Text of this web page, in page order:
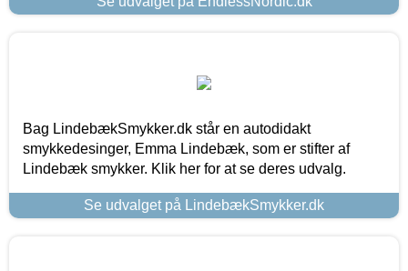
Bag LindebækSmykker.dk står en autodidakt
smykkedesinger, Emma Lindebæk, som er stifter af
Lindebæk smykker. Klik her for at se deres udvalg.
Se udvalget på LindebækSmykker.dk